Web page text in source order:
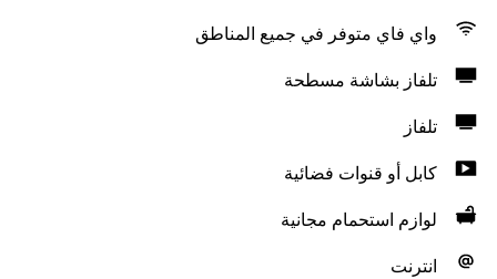
واي فاي متوفر في جميع المناطق
تلفاز بشاشة مسطحة
تلفاز
كابل أو قنوات فضائية
لوازم استحمام مجانية
انترنت